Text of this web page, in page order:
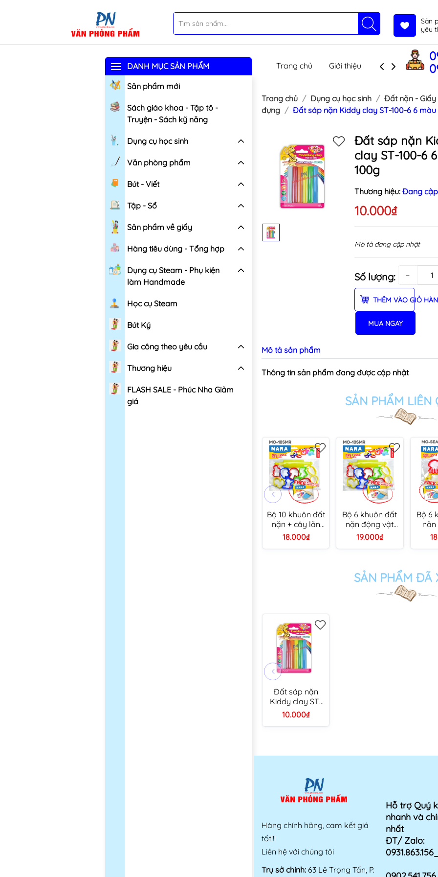
Sản
yêu
DANH MỤC SẢN PHẨM
Sản phẩm mới
Sách giáo khoa - Tập tô -
Truyện - Sách kỹ năng
Dụng cụ học sinh
Văn phòng phẩm
Bút - Viết
Tập - Sổ
Sản phẩm về giấy
Hàng tiêu dùng - Tổng hợp
Dụng cụ Steam - Phụ kiện
làm Handmade
Học cụ Steam
Bút Ký
Gia công theo yêu cầu
Thương hiệu
FLASH SALE - Phúc Nha Giảm
giá
Trang chủ Giới thiệu Sản phẩm
Trang chủ Dụng cụ học sinh
Đất nặn - Giấy
đựng
Đất sáp nặn Kiddy clay ST-100-6 6 màu
Đất sáp nặn
clay ST-100-6
100g
Thương hiệu: Đang
10.000₫
Mô tả đang cập nhật
Số lượng: −
THÊM VÀO GIỎ
MUA NGAY
Mô tả sản phẩm
Thông tin sản phẩm đang được cập nhật
SẢN PHẨM LIÊN
Bộ 10 khuôn đất
nặn + cây lăn
Kiddy Clay
18.000₫
Bộ 6 khuôn đất
nặn động vật
Kiddy Clay MO-
19.000₫
Bộ 6
nặn
SẢN PHẨM ĐÃ
Đất sáp nặn
Kiddy clay ST-
100-6 6 màu
100g
10.000₫
Hàng chính hãng, cam kết giá
tốt!!!
Liên hệ với chúng tôi
Trụ sở chính: 63 Lê Trọng Tấn, P.
Hỗ trợ Quý
nhanh và
nhất
ĐT/ Zalo: